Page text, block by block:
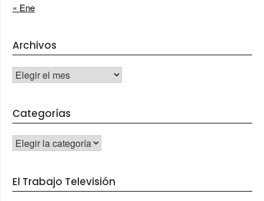
« Ene
Archivos
Archivos
Categorías
CATEGORÍAS
El Trabajo Televisión